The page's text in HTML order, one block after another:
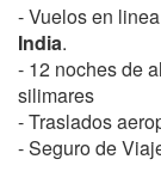
- Vuelos en
India.
- 12 noches de
silimares
- Traslados
- Seguro de